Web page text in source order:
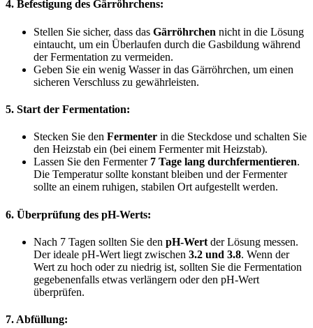
4. Befestigung des Gärröhrchens:
Stellen Sie sicher, dass das Gärröhrchen nicht in die Lösung
eintaucht, um ein Überlaufen durch die Gasbildung während
der Fermentation zu vermeiden.
Geben Sie ein wenig Wasser in das Gärröhrchen, um einen
sicheren Verschluss zu gewährleisten.
5. Start der Fermentation:
Stecken Sie den Fermenter in die Steckdose und schalten Sie
den Heizstab ein (bei einem Fermenter mit Heizstab).
Lassen Sie den Fermenter 7 Tage lang durchfermentieren.
Die Temperatur sollte konstant bleiben und der Fermenter
sollte an einem ruhigen, stabilen Ort aufgestellt werden.
6. Überprüfung des pH-Werts:
Nach 7 Tagen sollten Sie den pH-Wert der Lösung messen.
Der ideale pH-Wert liegt zwischen 3.2 und 3.8. Wenn der
Wert zu hoch oder zu niedrig ist, sollten Sie die Fermentation
gegebenenfalls etwas verlängern oder den pH-Wert
überprüfen.
7. Abfüllung: